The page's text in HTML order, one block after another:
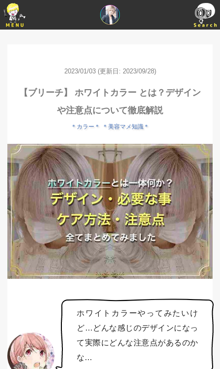
2023/01/03 (更新日: 2023/09/28)
【ブリーチ】 ホワイトカラー とは？デザイン
や注意点について徹底解説
＊カラー＊ ＊美容マメ知識＊
ホワイトカラーやってみたいけ
ど…どんな感じのデザインになっ
て実際にどんな注意点があるのか
な…